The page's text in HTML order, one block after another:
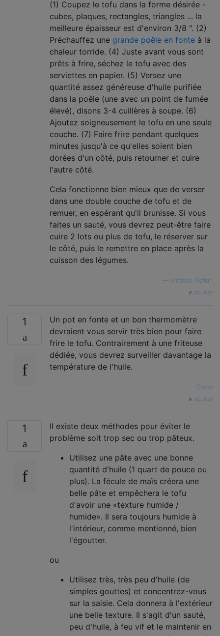
(1) Coupez le tofu dans la forme désirée -
cubes, plaques, rectangles, triangles ... la
meilleure épaisseur est d'environ 3/8 ". (2)
Préchauffez une grande poêle en fonte à la
chaleur torride. (4) Juste avant vous sont
prêts à frire, séchez le tofu avec des
serviettes en papier. (5) Versez une
quantité assez généreuse d'huile purifiée
dans la poêle (une avec un point de fumée
élevé), disons 3-4 cuillères à soupe. (6)
Ajoutez soigneusement le tofu en une seule
couche. (7) Faire frire pendant quelques
minutes jusqu'à ce qu'elles soient bien
dorées d'un côté, puis retourner et cuire
l'autre côté.
Cela fonctionne bien mieux que de verser
dans une double couche de tofu et de
remuer, en espérant qu'il brunisse. Si vous
faites un sauté, vous devrez peut-être faire
cuire 2 lots ou plus de tofu, le réserver sur
le côté, puis le remettre en place après la
cuisson des légumes.
Michael Natkin
source
1
Un pot en fonte et un bon thermomètre
devraient vous servir très bien pour faire
frire le tofu. Contrairement à une friteuse
dédiée, vous devrez surveiller davantage la
température de l'huile.
Covar
source
1
Il existe deux méthodes pour éviter le
problème soit trop sec ou trop pâteux.
Utilisez une pâte avec une bonne
quantité d'huile (1 quart de pouce ou
plus). La fécule de maïs créera une
belle pâte et empêchera le tofu
d'avoir une «texture humide /
humide». Il sera toujours humide à
l'intérieur, comme mentionné, bien
l'égoutter.
ou
Utilisez très, très peu d'huile (de
simples gouttes) et concentrez-vous
sur la saisie. Cela donnera à l'extérieur
une belle texture. Il s'agit d'un sauté,
peu d'huile, à feu vif et le maintenir en